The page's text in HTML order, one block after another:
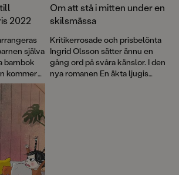
2022
själva
barnbok
kommer
av
fem
Om att stå i mitten under en
skilsmässa
Kritikerrosade och prisbelönta
Ingrid Olsson sätter ännu en
gång ord på svåra känslor. I den
nya romanen En äkta ljugis